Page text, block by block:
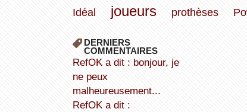
Idéal
joueurs prothèses
DERNIERS
COMMENTAIRES
refOK a dit : bonjour, je
ne peux
malheureusement...
refOK a dit :